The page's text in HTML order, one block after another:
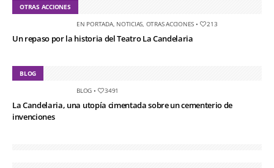
OTRAS ACCIONES
EN PORTADA, NOTICIAS OTRAS ACCIONES • 213
Un repaso por la historia del Teatro La Candelaria
BLOG
BLOG • 3491
La Candelaria, una utopía cimentada sobre un cementerio de
invenciones